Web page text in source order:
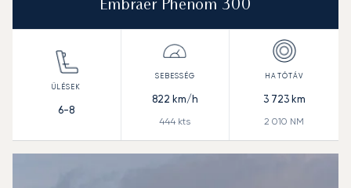
Embraer Phenom 300
6-8
822 km/h
444 kts
3 723km
2 010 NM